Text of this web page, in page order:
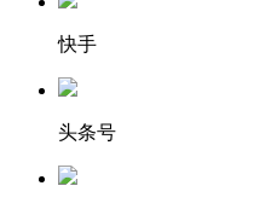
快手
头条号